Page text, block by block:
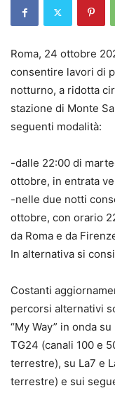
Roma, 24 ottobre
consentire lavori di
notturno, a ridotta
stazione di Monte
seguenti modalità:
-dalle 22:00 di
ottobre, in entrata
-nelle due notti
ottobre, con orario
da Roma e da
In alternativa si
Costanti
percorsi alternativi
“My Way” in onda
TG24 (canali 100 e
terrestre), su La7 e
terrestre) e sui